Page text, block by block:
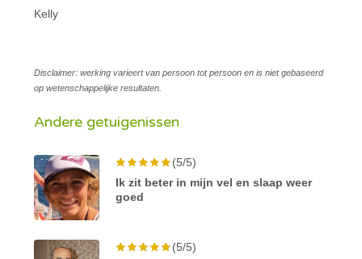
Kelly
Disclaimer: werking varieert van persoon tot persoon en is niet gebaseerd
op wetenschappelijke resultaten.
Andere getuigenissen
(5/5)
Ik zit beter in mijn vel en slaap weer
goed
(5/5)